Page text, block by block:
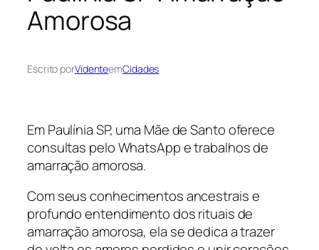
Amorosa
Escrito porVidenteemCidades
Em Paulínia SP, uma Mãe de Santo oferece
consultas pelo WhatsApp e trabalhos de
amarração amorosa.
Com seus conhecimentos ancestrais e
profundo entendimento dos rituais de
amarração amorosa, ela se dedica a trazer